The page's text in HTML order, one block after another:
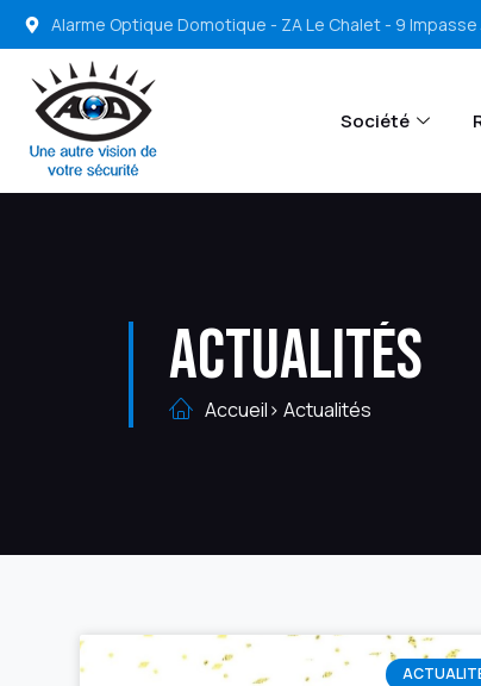
Alarme Optique Domotique - ZA Le Chalet - 9 Impasse
Société
Actualités
Accueil> Actualités